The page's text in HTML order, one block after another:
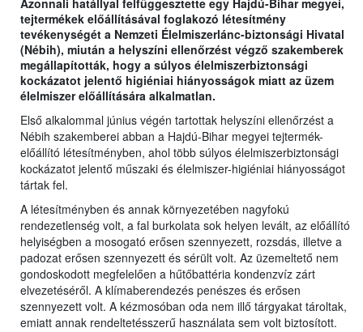
Azonnali hatállyal felfüggesztette egy Hajdú-Bihar megyei,
tejtermékek előállításával foglakozó létesítmény
tevékenységét a Nemzeti Élelmiszerlánc-biztonsági Hivatal
(Nébih), miután a helyszíni ellenőrzést végző szakemberek
megállapították, hogy a súlyos élelmiszerbiztonsági
kockázatot jelentő higiéniai hiányosságok miatt az üzem
élelmiszer előállítására alkalmatlan.
Első alkalommal június végén tartottak helyszíni ellenőrzést a
Nébih szakemberei abban a Hajdú-Bihar megyei tejtermék-
előállító létesítményben, ahol több súlyos élelmiszerbiztonsági
kockázatot jelentő műszaki és élelmiszer-higiéniai hiányosságot
tártak fel.
A létesítményben és annak környezetében nagyfokú
rendezetlenség volt, a fal burkolata sok helyen levált, az előállító
helyiségben a mosogató erősen szennyezett, rozsdás, illetve a
padozat erősen szennyezett és sérült volt. Az üzemeltető nem
gondoskodott megfelelően a hűtőbattéria kondenzvíz zárt
elvezetéséről. A klímaberendezés penészes és erősen
szennyezett volt. A kézmosóban oda nem illő tárgyakat tároltak,
emiatt annak rendeltetésszerű használata sem volt biztosított.